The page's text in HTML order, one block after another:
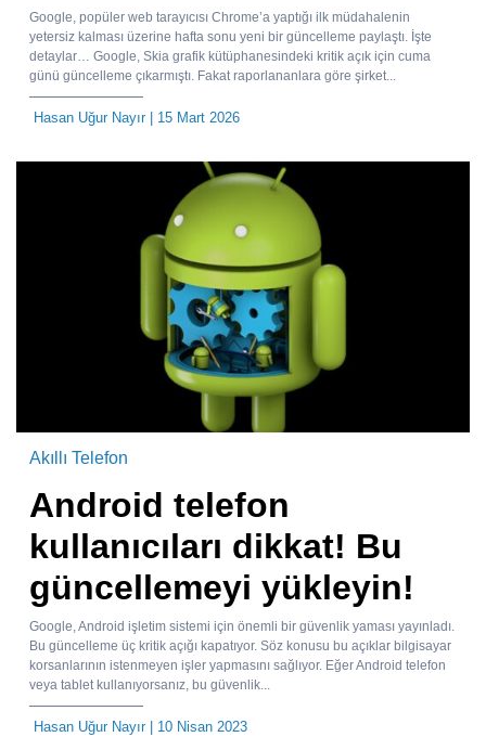
Google, popüler web tarayıcısı Chrome’a yaptığı ilk müdahalenin
yetersiz kalması üzerine hafta sonu yeni bir güncelleme paylaştı. İşte
detaylar… Google, Skia grafik kütüphanesindeki kritik açık için cuma
günü güncelleme çıkarmıştı. Fakat raporlananlara göre şirket...
Hasan Uğur Nayır| 15 Mart 2026
Akıllı Telefon
Android telefon
kullanıcıları dikkat! Bu
güncellemeyi yükleyin!
Google, Android işletim sistemi için önemli bir güvenlik yaması yayınladı.
Bu güncelleme üç kritik açığı kapatıyor. Söz konusu bu açıklar bilgisayar
korsanlarının istenmeyen işler yapmasını sağlıyor. Eğer Android telefon
veya tablet kullanıyorsanız, bu güvenlik...
Hasan Uğur Nayır| 10 Nisan 2023